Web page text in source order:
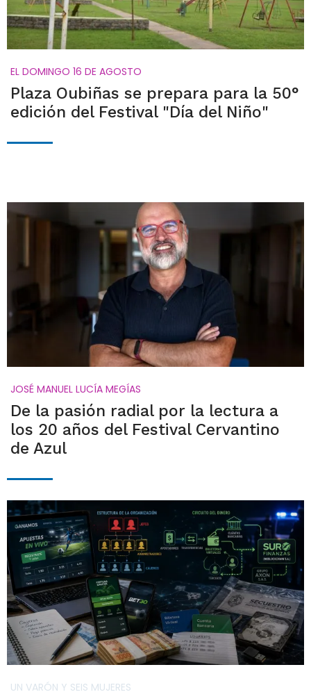
EL DOMINGO 16 DE AGOSTO
Plaza Oubiñas se prepara para la 50°
edición del Festival "Día del Niño"
JOSÉ MANUEL LUCÍA MEGÍAS
De la pasión radial por la lectura a
los 20 años del Festival Cervantino
de Azul
UN VARÓN Y SEIS MUJERES